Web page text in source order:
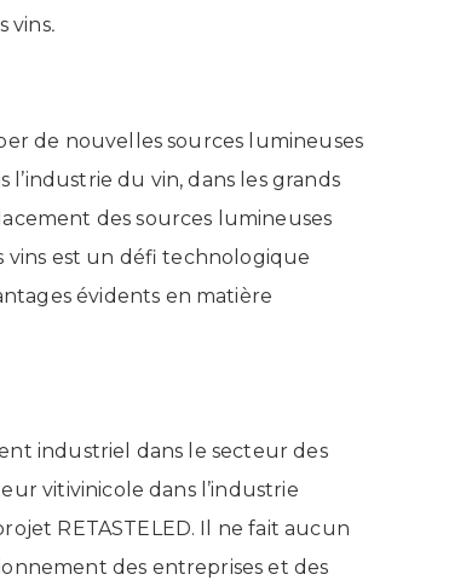
vins.
de nouvelles sources lumineuses
du vin, dans les grands
des sources lumineuses
vins est un défi technologique
évidents en matière
industriel dans le secteur des
vitivinicole dans l’industrie
RETASTELED. Il ne fait aucun
des entreprises et des